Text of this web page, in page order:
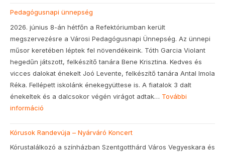
Pedagógusnapi ünnepség
2026. június 8-án hétfőn a Refektóriumban került
megszervezésre a Városi Pedagógusnapi Ünnepség. Az ünnepi
műsor keretében léptek fel növendékeink. Tóth Garcia Violant
hegedűn játszott, felkészítő tanára Bene Krisztina. Kedves és
vicces dalokat énekelt Joó Levente, felkészítő tanára Antal Imola
Réka. Fellépett iskolánk énekegyüttese is. A fiatalok 3 dalt
énekeltek és a dalcsokor végén virágot adtak… További
információ
Kórusok Randevúja – Nyárváró Koncert
Kórustalálkozó a színházban Szentgotthárd Város Vegyeskara és